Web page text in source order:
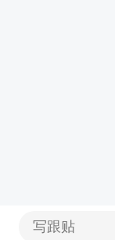
写跟贴